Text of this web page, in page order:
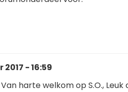
- 16:59
harte welkom op S.O.,